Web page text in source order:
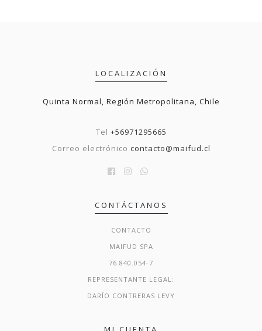
LOCALIZACIÓN
Quinta Normal, Región Metropolitana, Chile
Tel +56971295665
Correo electrónico contacto@maifud.cl
CONTÁCTANOS
CONTACTO
MAIFUD SPA
76.840.054-7
REPRESENTANTE LEGAL:
DARÍO CONTRERAS LEVY